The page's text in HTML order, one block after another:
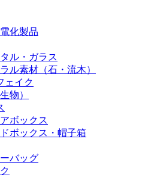
化製品
ル・ガラス
ル素材（石・流木）
ェイク
物）
ボックス
ボックス・帽子箱
バッグ